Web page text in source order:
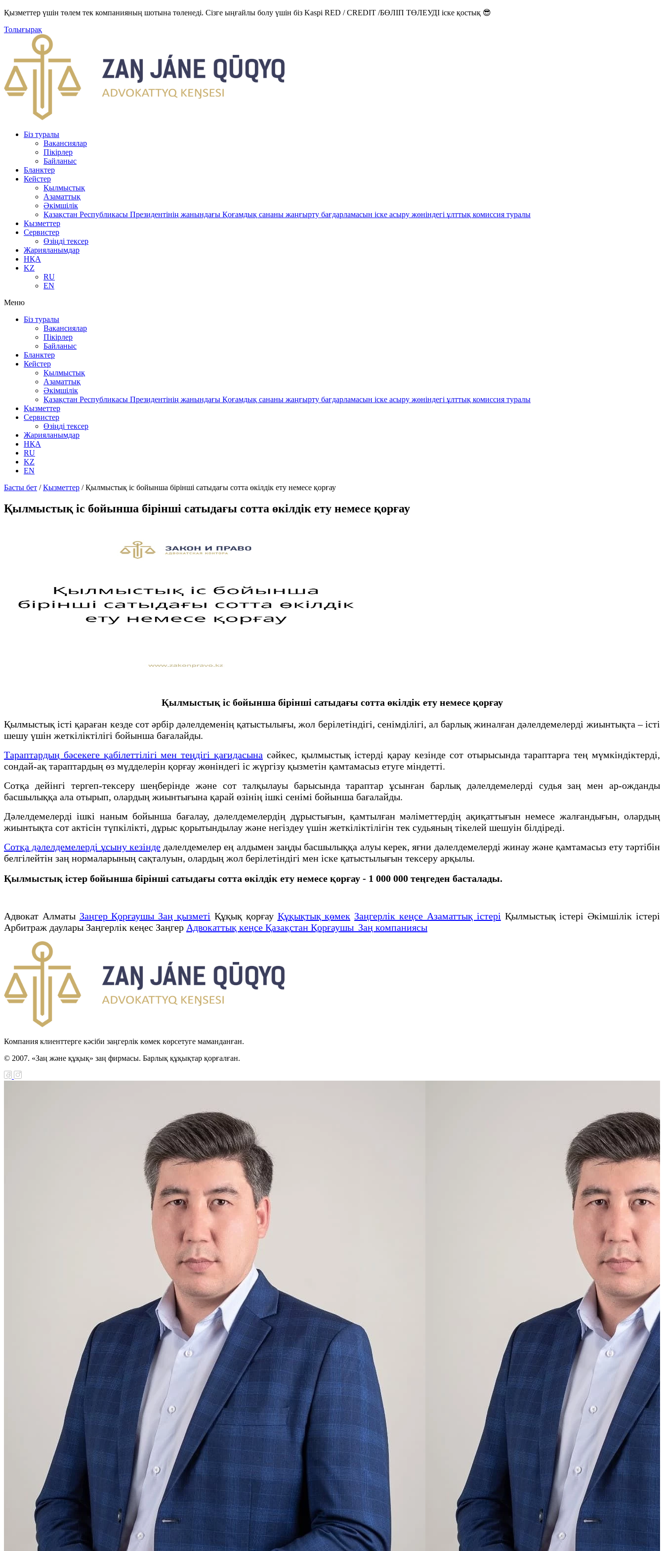
Қызметтер үшін төлем тек компанияның шотына төленеді. Сізге ыңғайлы болу үшін біз Kaspi RED / CREDIT /БӨЛІП ТӨЛЕУДІ іске қостық 😎
Толығырақ
Біз туралы
Вакансиялар
Пікірлер
Байланыс
Бланктер
Кейстер
Қылмыстық
Азаматтық
Әкімшілік
Қазақстан Республикасы Президентінің жанындағы Қоғамдық сананы жаңғырту бағдарламасын іске асыру жөніндегі ұлттық комиссия туралы
Қызметтер
Сервистер
Өзіңді тексер
Жарияланымдар
НҚА
KZ
RU
EN
Меню
Біз туралы
Вакансиялар
Пікірлер
Байланыс
Бланктер
Кейстер
Қылмыстық
Азаматтық
Әкімшілік
Қазақстан Республикасы Президентінің жанындағы Қоғамдық сананы жаңғырту бағдарламасын іске асыру жөніндегі ұлттық комиссия туралы
Қызметтер
Сервистер
Өзіңді тексер
Жарияланымдар
НҚА
RU
KZ
EN
Басты бет /Қызметтер /Қылмыстық іс бойынша бірінші сатыдағы сотта өкілдік ету немесе қорғау
Қылмыстық іс бойынша бірінші сатыдағы сотта өкілдік ету немесе қорғау
Қылмыстық іс бойынша бірінші сатыдағы сотта өкілдік ету немесе қорғау
Қылмыстық істі қараған кезде сот әрбір дәлелдеменің қатыстылығы, жол берілетіндігі, сенімділігі, ал барлық жиналған дәлелдемелерді жиынтықта – істі
шешу үшін жеткіліктілігі бойынша бағалайды.
Тараптардың бәсекеге қабілеттілігі мен теңдігі қағидасына сәйкес, қылмыстық істерді қарау кезінде сот отырысында тараптарға тең мүмкіндіктерді,
сондай-ақ тараптардың өз мүдделерін қорғау жөніндегі іс жүргізу қызметін қамтамасыз етуге міндетті.
Сотқа дейінгі тергеп-тексеру шеңберінде және сот талқылауы барысында тараптар ұсынған барлық дәлелдемелерді судья заң мен ар-ожданды
басшылыққа ала отырып, олардың жиынтығына қарай өзінің ішкі сенімі бойынша бағалайды.
Дәлелдемелердi iшкi наным бойынша бағалау, дәлелдемелердің дұрыстығын, қамтылған мәлiметтердiң ақиқаттығын немесе жалғандығын, олардың
жиынтықта сот актiсiн түпкiлiктi, дұрыс қорытындылау және негiздеу үшiн жеткiлiктiлiгiн тек судьяның тiкелей шешуiн бiлдiредi.
Сотқа дәлелдемелерді ұсыну кезіндедәлелдемелер ең алдымен заңды басшылыққа алуы керек, яғни дәлелдемелерді жинау және қамтамасыз ету тәртібін
белгілейтін заң нормаларының сақталуын, олардың жол берілетіндігі мен іске қатыстылығын тексеру арқылы.
Қылмыстық істер бойынша бірінші сатыдағы сотта өкілдік ету немесе қорғау - 1 000 000 теңгеден басталады.
Адвокат Алматы Заңгер Қорғаушы Заң қызметі Құқық қорғау Құқықтық қөмек Заңгерлік кеңсе Азаматтық істері Қылмыстық істері Әкімшілік істері
Арбитраж даулары Заңгерлік кеңес Заңгер Адвокаттық кеңсе Қазақстан Қорғаушы Заң компаниясы
Компания клиенттерге кәсіби заңгерлік көмек көрсетуге маманданған.
© 2007. «Заң және құқық» заң фирмасы. Барлық құқықтар қорғалған.